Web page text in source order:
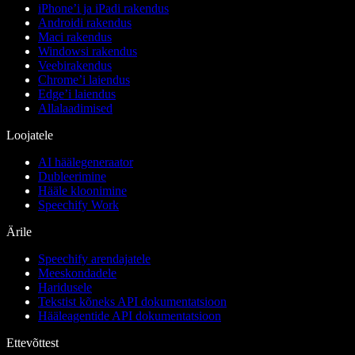
iPhone’i ja iPadi rakendus
Androidi rakendus
Maci rakendus
Windowsi rakendus
Veebirakendus
Chrome’i laiendus
Edge’i laiendus
Allalaadimised
Loojatele
AI häälegeneraator
Dubleerimine
Hääle kloonimine
Speechify Work
Ärile
Speechify arendajatele
Meeskondadele
Haridusele
Tekstist kõneks API dokumentatsioon
Hääleagentide API dokumentatsioon
Ettevõttest